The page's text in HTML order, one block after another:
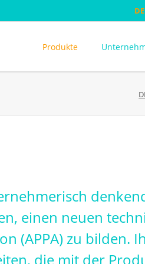
DE
Produkte
ASTM
DIN
einen neuen
(APPA) zu bilden.
die mit der